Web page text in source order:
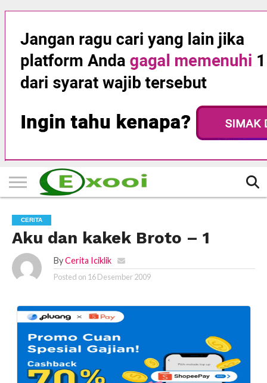
HOME
BERITA
BIODATA
CERITA
CERPEN
EKSKLUSIF
CERITA
Aku dan kakek Broto – 1
By Cerita Iciklik
Posted on 16 Desember 2009